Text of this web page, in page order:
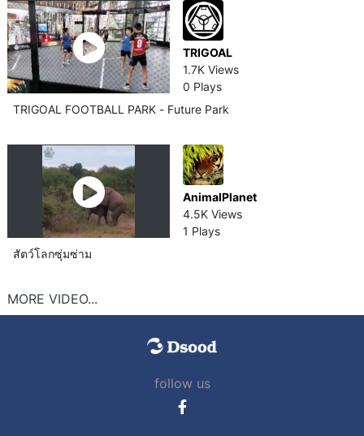
TRIGOAL
1.7K Views
0 Plays
TRIGOAL FOOTBALL PARK - Future Park
AnimalPlanet
4.5K Views
1 Plays
สัตว์โลกซุ่มซ่าม
MORE VIDEO...
follow us